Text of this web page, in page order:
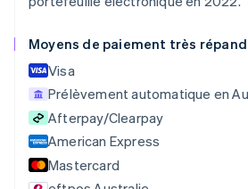
Moyens de paiement très
Visa
Prélèvement automatique en
Afterpay/Clearpay
American Express
Mastercard
Bulgarie
English
Canada
English Français
简体中文English
Chypre
English